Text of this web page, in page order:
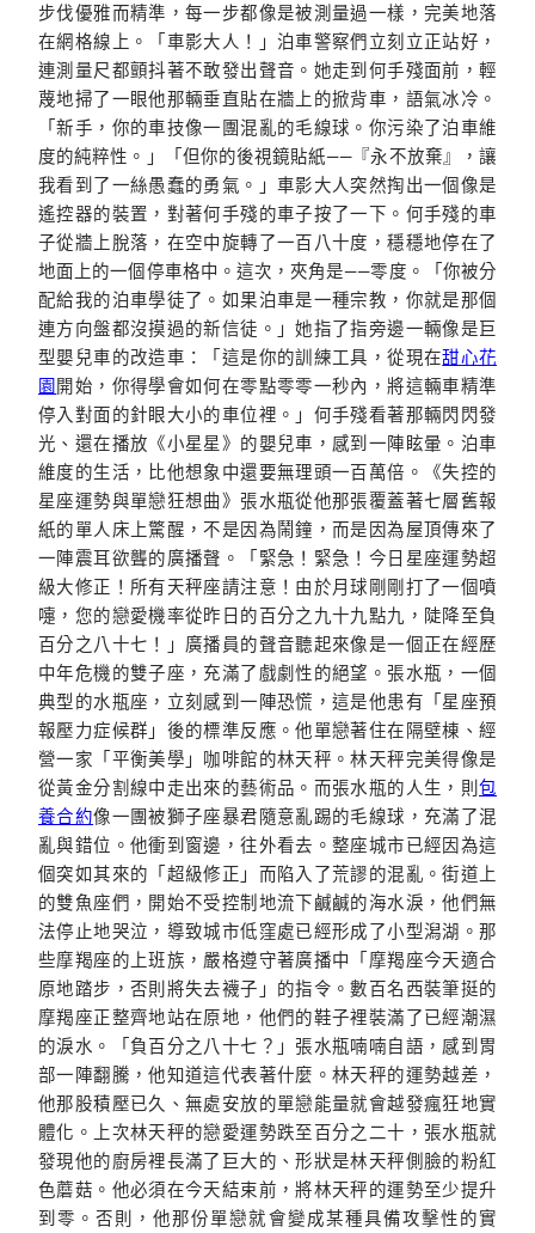
步伐優雅而精準，每一步都像是被測量過一樣，完美地落
在網格線上。「車影大人！」泊車警察們立刻立正站好，
連測量尺都顫抖著不敢發出聲音。她走到何手殘面前，輕
蔑地掃了一眼他那輛垂直貼在牆上的掀背車，語氣冰冷。
「新手，你的車技像一團混亂的毛線球。你污染了泊車維
度的純粹性。」「但你的後視鏡貼紙——『永不放棄』，讓
我看到了一絲愚蠢的勇氣。」車影大人突然掏出一個像是
遙控器的裝置，對著何手殘的車子按了一下。何手殘的車
子從牆上脫落，在空中旋轉了一百八十度，穩穩地停在了
地面上的一個停車格中。這次，夾角是——零度。「你被分
配給我的泊車學徒了。如果泊車是一種宗教，你就是那個
連方向盤都沒摸過的新信徒。」她指了指旁邊一輛像是巨
型嬰兒車的改造車：「這是你的訓練工具，從現在甜心花
園開始，你得學會如何在零點零零一秒內，將這輛車精準
停入對面的針眼大小的車位裡。」何手殘看著那輛閃閃發
光、還在播放《小星星》的嬰兒車，感到一陣眩暈。泊車
維度的生活，比他想象中還要無理頭一百萬倍。《失控的
星座運勢與單戀狂想曲》張水瓶從他那張覆蓋著七層舊報
紙的單人床上驚醒，不是因為鬧鐘，而是因為屋頂傳來了
一陣震耳欲聾的廣播聲。「緊急！緊急！今日星座運勢超
級大修正！所有天秤座請注意！由於月球剛剛打了一個噴
嚏，您的戀愛機率從昨日的百分之九十九點九，陡降至負
百分之八十七！」廣播員的聲音聽起來像是一個正在經歷
中年危機的雙子座，充滿了戲劇性的絕望。張水瓶，一個
典型的水瓶座，立刻感到一陣恐慌，這是他患有「星座預
報壓力症候群」後的標準反應。他單戀著住在隔壁棟、經
營一家「平衡美學」咖啡館的林天秤。林天秤完美得像是
從黃金分割線中走出來的藝術品。而張水瓶的人生，則包
養合約像一團被獅子座暴君隨意亂踢的毛線球，充滿了混
亂與錯位。他衝到窗邊，往外看去。整座城市已經因為這
個突如其來的「超級修正」而陷入了荒謬的混亂。街道上
的雙魚座們，開始不受控制地流下鹹鹹的海水淚，他們無
法停止地哭泣，導致城市低窪處已經形成了小型潟湖。那
些摩羯座的上班族，嚴格遵守著廣播中「摩羯座今天適合
原地踏步，否則將失去襪子」的指令。數百名西裝筆挺的
摩羯座正整齊地站在原地，他們的鞋子裡裝滿了已經潮濕
的淚水。「負百分之八十七？」張水瓶喃喃自語，感到胃
部一陣翻騰，他知道這代表著什麼。林天秤的運勢越差，
他那股積壓已久、無處安放的單戀能量就會越發瘋狂地實
體化。上次林天秤的戀愛運勢跌至百分之二十，張水瓶就
發現他的廚房裡長滿了巨大的、形狀是林天秤側臉的粉紅
色蘑菇。他必須在今天結束前，將林天秤的運勢至少提升
到零。否則，他那份單戀就會變成某種具備攻擊性的實